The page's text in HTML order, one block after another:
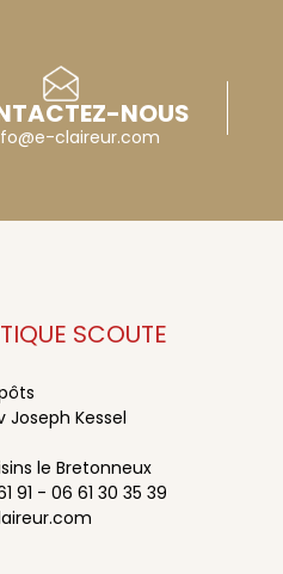
NOUS
claireur.com
SCOUTE
Joseph Kessel
le Bretonneux
91 - 06 61 30 35 39